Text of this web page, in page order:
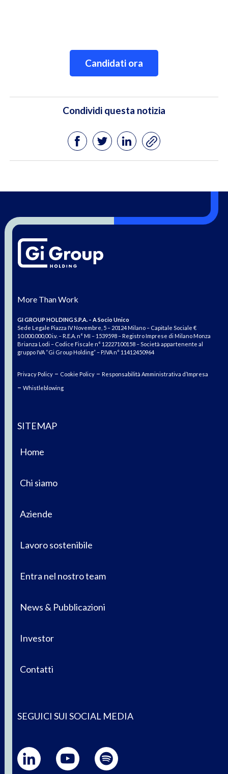
Candidati ora
Condividi questa notizia
More Than Work
GI GROUP HOLDING S.P.A. – A Socio Unico
Sede Legale Piazza IV Novembre, 5 – 20124 Milano – Capitale Sociale €
10.000.000,00 i.v. – R.E.A. n° MI – 1539598 – Registro Imprese di Milano Monza
Brianza Lodi – Codice Fiscale n° 12227100158 – Società appartenente al
gruppo IVA “Gi Group Holding” – P.IVA n° 11412450964
Privacy Policy– Cookie Policy– Responsabilità Amministrativa d’Impresa
– Whistleblowing
SITEMAP
Home
Chi siamo
Aziende
Lavoro sostenibile
Entra nel nostro team
News & Pubblicazioni
Investor
Contatti
SEGUICI SUI SOCIAL MEDIA